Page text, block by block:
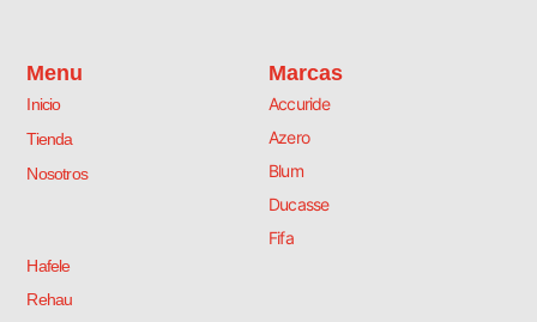
Menu
Inicio
Tienda
Nosotros
Marcas
Accuride
Azero
Blum
Ducasse
Fifa
Hafele
Rehau